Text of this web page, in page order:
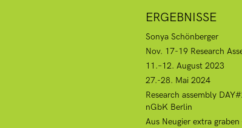
ERGEBNISSE
Sonya Schönberger
Nov. 17-19 Research
11.–12. August 2023
27.-28. Mai 2024
Research assembly
nGbK Berlin
Aus Neugier extra